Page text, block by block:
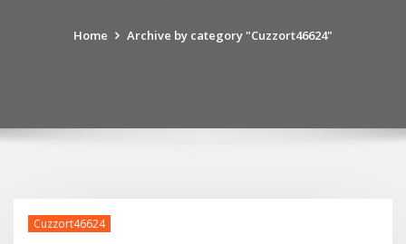
Home Archive by category "Cuzzort46624"
Cuzzort46624